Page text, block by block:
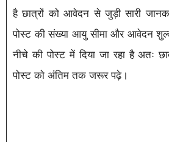
है छात्रों को आवेदन से जुड़ी सारी
पोस्ट की संख्या आयु सीमा और आवेदन
नीचे की पोस्ट में दिया जा रहा है अतः
पोस्ट को अंतिम तक जरूर पढ़े।